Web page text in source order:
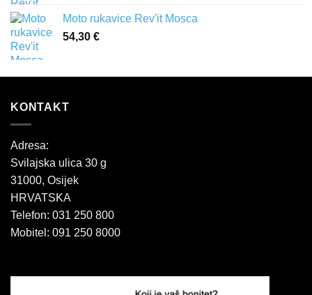
Moto rukavice Rev'it Mosca
54,30 €
KONTAKT
Adresa:
Svilajska ulica 30 g
31000, Osijek
HRVATSKA
Telefon: 031 250 800
Mobitel: 091 250 8000